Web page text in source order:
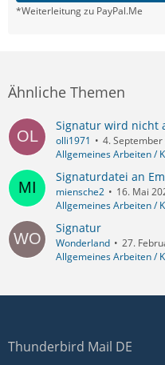
*Weiterleitung zu PayPal.Me
Ähnliche Themen
Signatur wird nicht
olli1971
4.
Allgemeines Arbeiten /
Signaturdatei an
miensche2
16. Mai
Allgemeines Arbeiten /
Signatur
Wonderland
27.
Allgemeines Arbeiten /
Thunderbird Mail DE